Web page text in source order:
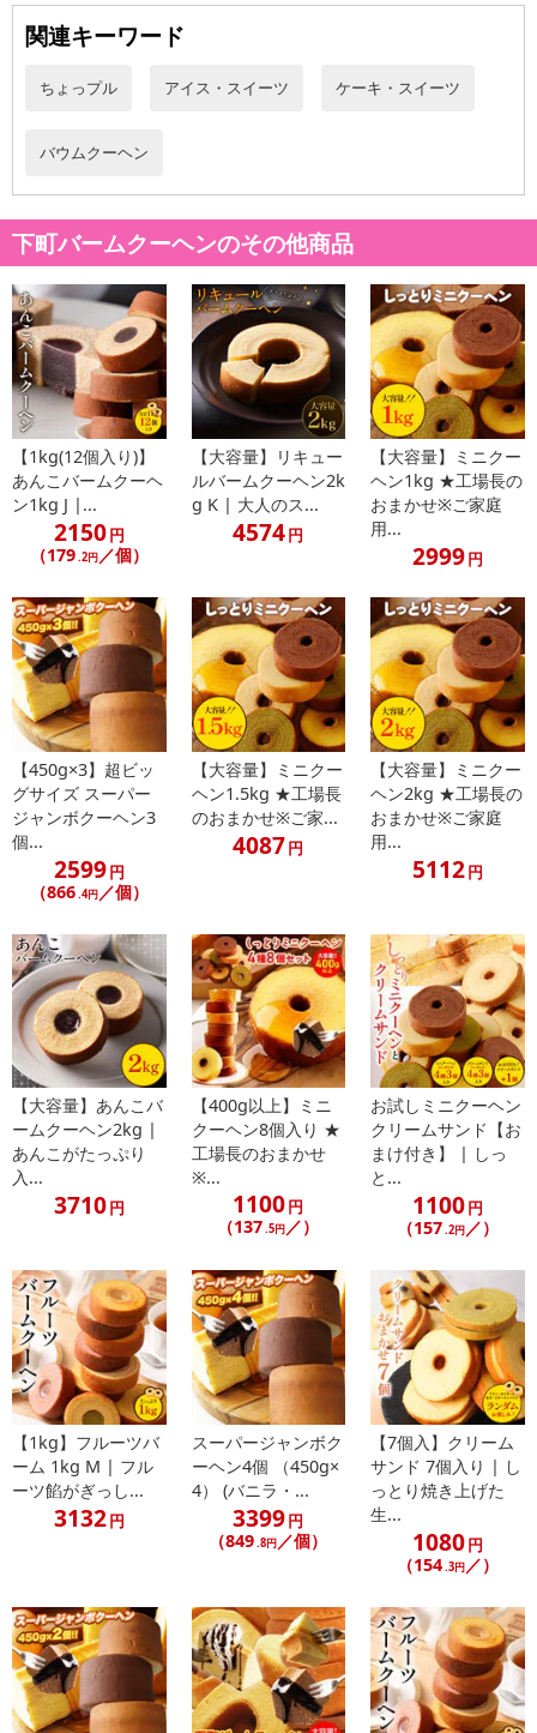
関連キーワード
ちょっプル アイス・スイーツ ケーキ・スイーツ
バウムクーヘン
下町バームクーヘンのその他商品
【1kg(12個入り)】
あんこバームクーヘ
ン1kg J |...
2150円
（179.2円／個）
【大容量】リキュー
ルバームクーヘン2k
g K | 大人のス...
4574円
【大容量】ミニクー
ヘン1kg ★工場長の
おまかせ※ご家庭
用...
2999円
【450g×3】超ビッ
グサイズ スーパー
ジャンボクーヘン3
個...
2599円
（866.4円／個）
【大容量】ミニクー
ヘン1.5kg ★工場長
のおまかせ※ご家...
4087円
【大容量】ミニクー
ヘン2kg ★工場長の
おまかせ※ご家庭
用...
5112円
【大容量】あんこバ
ームクーヘン2kg |
あんこがたっぷり
入...
3710円
【400g以上】ミニ
クーヘン8個入り ★
工場長のおまかせ
※...
1100円
（137.5円／）
お試しミニクーヘン
クリームサンド【お
まけ付き】 | しっ
と...
1100円
（157.2円／）
【1kg】フルーツバ
ーム 1kg M | フル
ーツ餡がぎっし...
3132円
スーパージャンボク
ーヘン4個 （450g×
4） (バニラ・...
3399円
（849.8円／個）
【7個入】クリーム
サンド 7個入り | し
っとり焼き上げた
生...
1080円
（154.3円／）